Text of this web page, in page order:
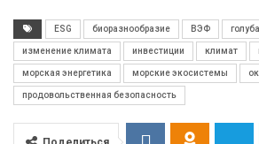
ESG биоразнообразие ВЭФ
изменение климата инвестиции климат
морская энергетика морские экосистемы
продовольственная безопасность